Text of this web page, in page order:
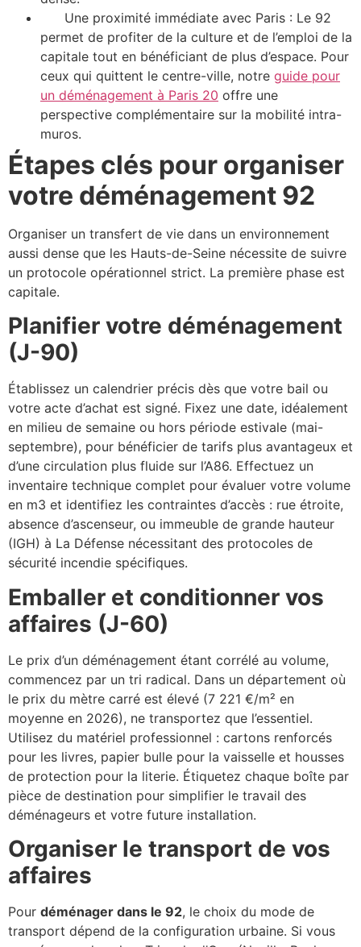
Une proximité immédiate avec Paris : Le 92
permet de profiter de la culture et de l’emploi de la
capitale tout en bénéficiant de plus d’espace. Pour
ceux qui quittent le centre-ville, notre guide pour
un déménagement à Paris 20 offre une
perspective complémentaire sur la mobilité intra-
muros.
Étapes clés pour organiser
votre déménagement 92
Organiser un transfert de vie dans un environnement
aussi dense que les Hauts-de-Seine nécessite de suivre
un protocole opérationnel strict. La première phase est
capitale.
Planifier votre déménagement
(J-90)
Établissez un calendrier précis dès que votre bail ou
votre acte d’achat est signé. Fixez une date, idéalement
en milieu de semaine ou hors période estivale (mai-
septembre), pour bénéficier de tarifs plus avantageux et
d’une circulation plus fluide sur l’A86. Effectuez un
inventaire technique complet pour évaluer votre volume
en m3 et identifiez les contraintes d’accès : rue étroite,
absence d’ascenseur, ou immeuble de grande hauteur
(IGH) à La Défense nécessitant des protocoles de
sécurité incendie spécifiques.
Emballer et conditionner vos
affaires (J-60)
Le prix d’un déménagement étant corrélé au volume,
commencez par un tri radical. Dans un département où
le prix du mètre carré est élevé (7 221 €/m² en
moyenne en 2026), ne transportez que l’essentiel.
Utilisez du matériel professionnel : cartons renforcés
pour les livres, papier bulle pour la vaisselle et housses
de protection pour la literie. Étiquetez chaque boîte par
pièce de destination pour simplifier le travail des
déménageurs et votre future installation.
Organiser le transport de vos
affaires
Pour déménager dans le 92, le choix du mode de
transport dépend de la configuration urbaine. Si vous